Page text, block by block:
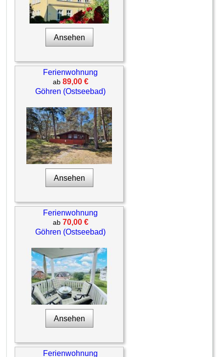
Ansehen
Ferienwohnung
ab 89,00 €
Göhren (Ostseebad)
Ansehen
Ferienwohnung
ab 70,00 €
Göhren (Ostseebad)
Ansehen
Ferienwohnung